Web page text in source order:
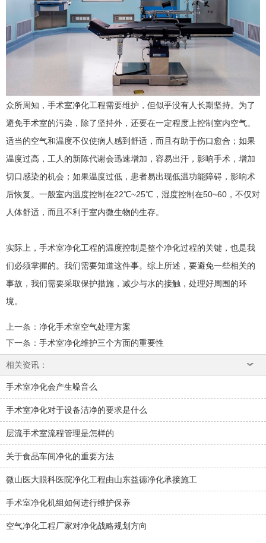
众所周知， 手术室净化工程需要维护，但似乎没有人长期坚持。为了
避免手术室的污染，除了坚持外，还要在一定程度上控制室内空气。
适当的空气和温度不仅使病人感到舒适，而且有助于伤口愈合；如果
温度过高，工人的新陈代谢会迅速增加，容易出汗，影响手术，增加
切口感染的机会；如果温度过低，患者易出现低温功能障碍，影响术
后恢复。一般室内温度控制在22℃~25℃，湿度控制在50~60，不仅对
人体舒适，而且不利于室内微生物的生存。
实际上，手术室净化工程的温度控制是整个净化过程的关键，也是我
们必须掌握的。我们需要知道这件事。综上所述，要避免一些相关的
事故，我们需要采取保护措施，减少与水的接触，处理好周围的环
境。
上一条 ： 净化手术室空气处理方案
下一条 ： 手术室净化维护三个方面的重要性
相关资讯：
手术室净化会产生噪音么
手术室净化对于设备洁净的要求是什么
层流手术室流程管理是怎样的
关于食品车间净化的重要方法
微山医大眼科医院净化工程由山东益德净化承接施工
手术室净化机组如何进行维护保养
空气净化工程厂家对净化战略规划方向